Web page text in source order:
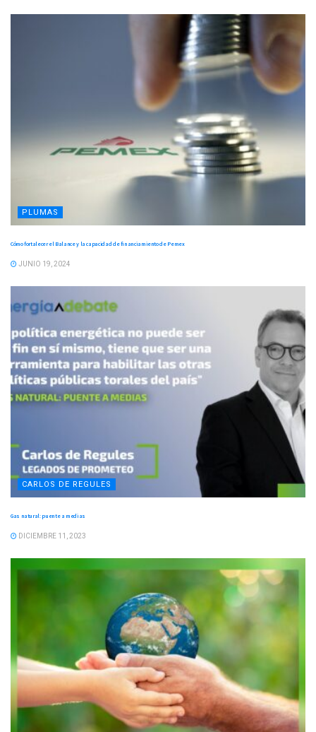
PLUMAS
Cómo fortalecer el Balance y la capacidad de financiamiento de Pemex
JUNIO 19, 2024
CARLOS DE REGULES
Gas natural: puente a medias
DICIEMBRE 11, 2023